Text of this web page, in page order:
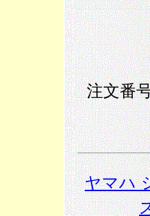
注文番
ヤマハ